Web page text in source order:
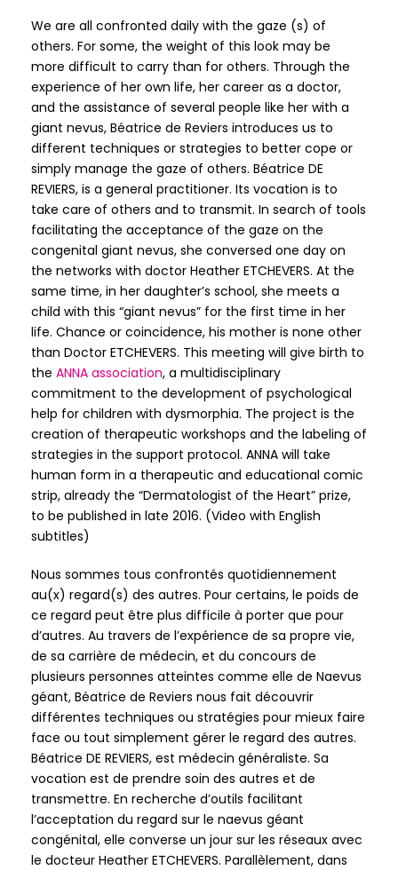
We are all confronted daily with the gaze (s) of
others. For some, the weight of this look may be
more difficult to carry than for others. Through the
experience of her own life, her career as a doctor,
and the assistance of several people like her with a
giant nevus, Béatrice de Reviers introduces us to
different techniques or strategies to better cope or
simply manage the gaze of others. Béatrice DE
REVIERS, is a general practitioner. Its vocation is to
take care of others and to transmit. In search of tools
facilitating the acceptance of the gaze on the
congenital giant nevus, she conversed one day on
the networks with doctor Heather ETCHEVERS. At the
same time, in her daughter’s school, she meets a
child with this “giant nevus” for the first time in her
life. Chance or coincidence, his mother is none other
than Doctor ETCHEVERS. This meeting will give birth to
the ANNA association, a multidisciplinary
commitment to the development of psychological
help for children with dysmorphia. The project is the
creation of therapeutic workshops and the labeling of
strategies in the support protocol. ANNA will take
human form in a therapeutic and educational comic
strip, already the “Dermatologist of the Heart” prize,
to be published in late 2016. (Video with English
subtitles)
Nous sommes tous confrontés quotidiennement
au(x) regard(s) des autres. Pour certains, le poids de
ce regard peut être plus difficile à porter que pour
d’autres. Au travers de l’expérience de sa propre vie,
de sa carrière de médecin, et du concours de
plusieurs personnes atteintes comme elle de Naevus
géant, Béatrice de Reviers nous fait découvrir
différentes techniques ou stratégies pour mieux faire
face ou tout simplement gérer le regard des autres.
Béatrice DE REVIERS, est médecin généraliste. Sa
vocation est de prendre soin des autres et de
transmettre. En recherche d’outils facilitant
l’acceptation du regard sur le naevus géant
congénital, elle converse un jour sur les réseaux avec
le docteur Heather ETCHEVERS. Parallèlement, dans